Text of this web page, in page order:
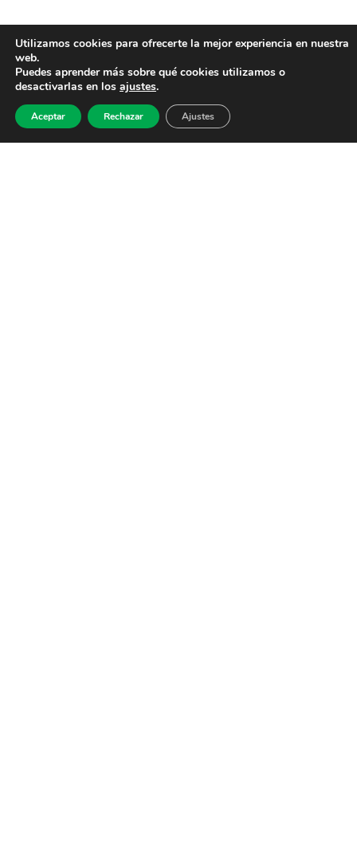
Utilizamos cookies para ofrecerte la mejor experiencia en nuestra
web.
Puedes aprender más sobre qué cookies utilizamos o
desactivarlas en los ajustes.
Aceptar Rechazar Ajustes